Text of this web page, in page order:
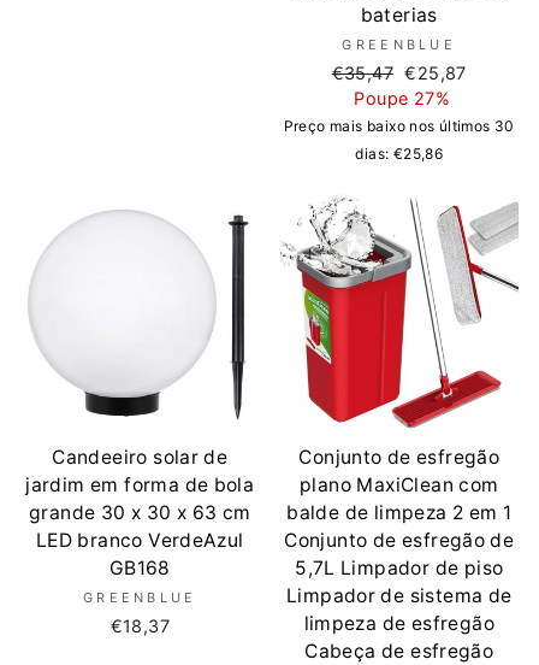
baterias
GREENBLUE
Preço
normal
€35,47 Preço
de
saldo
€25,87
Poupe 27%
Preço mais baixo nos últimos 30
dias: €25,86
Candeeiro solar de
jardim em forma de bola
grande 30 x 30 x 63 cm
LED branco VerdeAzul
GB168
GREENBLUE
€18,37
Conjunto de esfregão
plano MaxiClean com
balde de limpeza 2 em 1
Conjunto de esfregão de
5,7L Limpador de piso
Limpador de sistema de
limpeza de esfregão
Cabeça de esfregão